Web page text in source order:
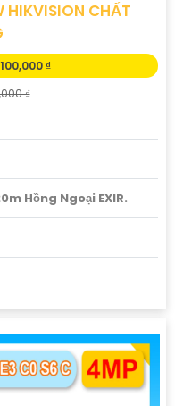
CHẤT
₫
₫
Hồng Ngoại EXIR.